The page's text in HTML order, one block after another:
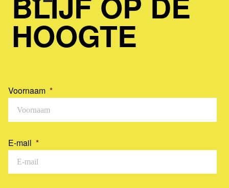
HOOGTE
Voornaam *
E-mail *